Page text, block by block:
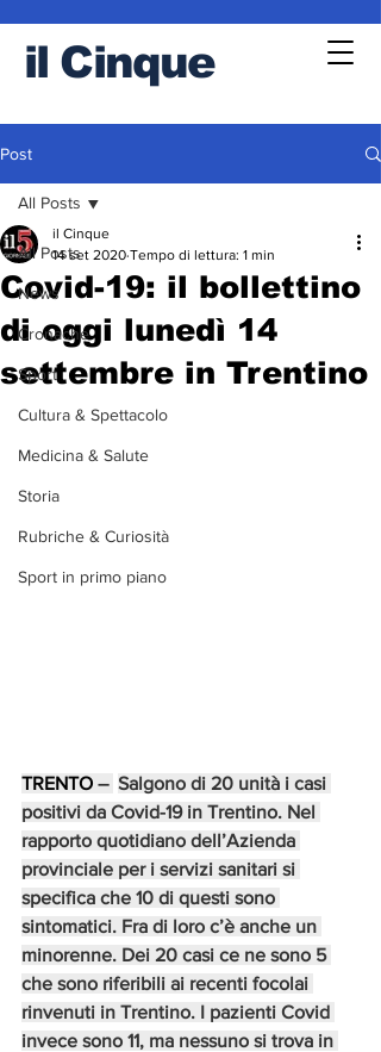
il Cinque
Post
All Posts
News
Cronache
Sport
Cultura & Spettacolo
Medicina & Salute
Storia
Rubriche & Curiosità
Sport in primo piano
All Posts
Covid-19: il bollettino
di oggi lunedì 14
settembre in Trentino
il Cinque
14 set 2020 Tempo di lettura: 1 min
TRENTO – Salgono di 20 unità i casi
positivi da Covid-19 in Trentino. Nel
rapporto quotidiano dell’Azienda
provinciale per i servizi sanitari si
specifica che 10 di questi sono
sintomatici. Fra di loro c’è anche un
minorenne. Dei 20 casi ce ne sono 5
che sono riferibili ai recenti focolai
rinvenuti in Trentino. I pazienti Covid
invece sono 11, ma nessuno si trova in